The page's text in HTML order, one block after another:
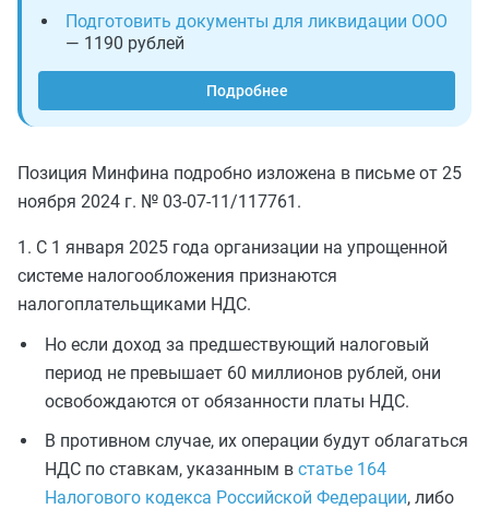
Подготовить документы для ликвидации ООО
— 1190 рублей
Подробнее
Позиция Минфина подробно изложена в письме от 25
ноября 2024 г. № 03-07-11/117761.
1. С 1 января 2025 года организации на упрощенной
системе налогообложения признаются
налогоплательщиками НДС.
Но если доход за предшествующий налоговый
период не превышает 60 миллионов рублей, они
освобождаются от обязанности платы НДС.
В противном случае, их операции будут облагаться
НДС по ставкам, указанным в статье 164
Налогового кодекса Российской Федерации, либо